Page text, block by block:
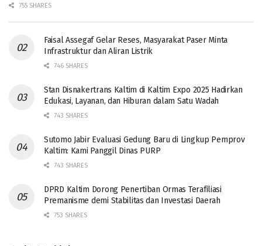
755 SHARES
Faisal Assegaf Gelar Reses, Masyarakat Paser Minta
Infrastruktur dan Aliran Listrik
746 SHARES
Stan Disnakertrans Kaltim di Kaltim Expo 2025 Hadirkan
Edukasi, Layanan, dan Hiburan dalam Satu Wadah
743 SHARES
Sutomo Jabir Evaluasi Gedung Baru di Lingkup Pemprov
Kaltim: Kami Panggil Dinas PURP
743 SHARES
DPRD Kaltim Dorong Penertiban Ormas Terafiliasi
Premanisme demi Stabilitas dan Investasi Daerah
753 SHARES